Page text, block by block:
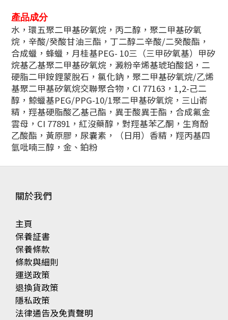
產品成分
水，環五聚二甲基矽氧烷，丙二醇，聚二甲基矽氧
烷，辛酸/癸酸甘油三酯，丁二醇二辛酸/二癸酸酯，
合成蠟，蜂蠟，月桂基PEG- 10三（三甲矽氧基）甲矽
烷基乙基聚二甲基矽氧烷，澱粉辛烯基琥珀酸鋁，二
硬脂二甲銨鋰蒙脫石，氯化鈉，聚二甲基矽氧烷/乙烯
基聚二甲基矽氧烷交聯聚合物，CI 77163，1,2-己二
醇，鯨蠟基PEG/PPG-10/1聚二甲基矽氧烷，三山嵛
精，羥基硬脂酸乙基己酯，異壬酸異壬酯，合成氟金
雲母，CI 77891，紅沒藥醇，對羥基苯乙酮，生育酚
乙酸酯，黃原膠，尿囊素，（日用）香精，羥丙基四
氫吡喃三醇，金、鉑粉
關於我們
主頁
保養証書
保養條款
條款與細則
運送政策
退換貨政策
隱私政策
法律通告及免責聲明